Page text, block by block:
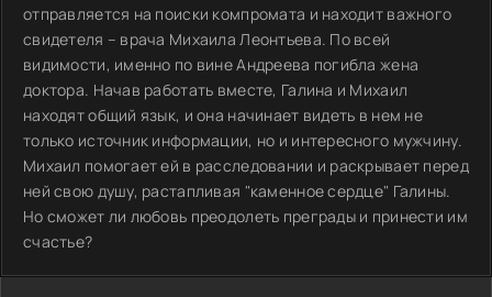
отправляется на поиски компромата и находит важного
свидетеля – врача Михаила Леонтьева. По всей
видимости, именно по вине Андреева погибла жена
доктора. Начав работать вместе, Галина и Михаил
находят общий язык, и она начинает видеть в нем не
только источник информации, но и интересного мужчину.
Михаил помогает ей в расследовании и раскрывает перед
ней свою душу, растапливая "каменное сердце" Галины.
Но сможет ли любовь преодолеть преграды и принести им
счастье?